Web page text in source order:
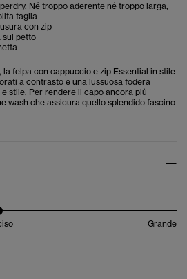
Né troppo aderente né troppo larga,
taglia
con zip
sul petto
felpa con cappuccio e zip Essential in stile
a contrasto e una lussuosa fodera
stile. Per rendere il capo ancora più
wash che assicura quello splendido fascino
Grande